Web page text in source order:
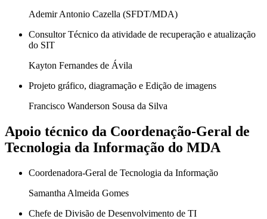
Ademir Antonio Cazella (SFDT/MDA)
Consultor Técnico da atividade de recuperação e atualização
do SIT
Kayton Fernandes de Ávila
Projeto gráfico, diagramação e Edição de imagens
Francisco Wanderson Sousa da Silva
Apoio técnico da Coordenação-Geral de
Tecnologia da Informação do MDA
Coordenadora-Geral de Tecnologia da Informação
Samantha Almeida Gomes
Chefe de Divisão de Desenvolvimento de TI